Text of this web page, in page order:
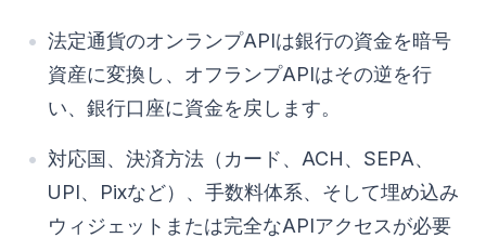
法定通貨のオンランプAPIは銀行の資金を暗号
資産に変換し、オフランプAPIはその逆を行
い、銀行口座に資金を戻します。
対応国、決済方法（カード、ACH、SEPA、
UPI、Pixなど）、手数料体系、そして埋め込み
ウィジェットまたは完全なAPIアクセスが必要